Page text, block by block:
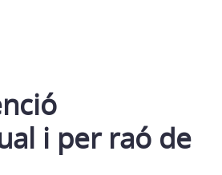
i per raó de